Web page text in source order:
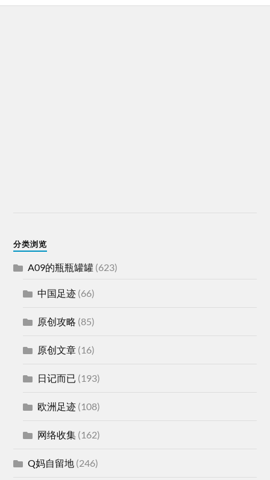
分类浏览
A09的瓶瓶罐罐 (623)
中国足迹 (66)
原创攻略 (85)
原创文章 (16)
日记而已 (193)
欧洲足迹 (108)
网络收集 (162)
Q妈自留地 (246)